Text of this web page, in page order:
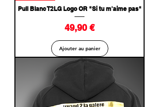
Pull Blanc T2LG Logo OR "Si tu m'aime pas"
Prix
49,90 €
Ajouter au panier